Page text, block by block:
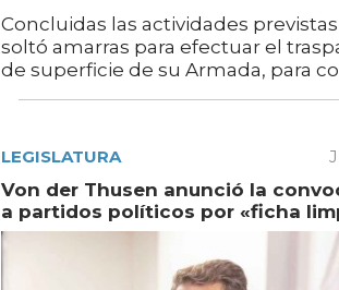
Concluidas las actividades
soltó amarras para efectuar el
de superficie de su Armada, para
LEGISLATURA
Von der Thusen anunció la
a partidos políticos por «ficha